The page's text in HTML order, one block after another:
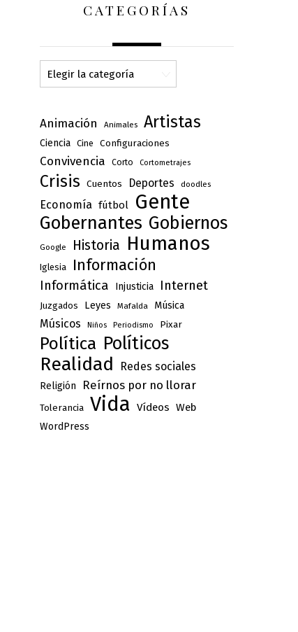
CATEGORÍAS
Categorías
Animación Animales Artistas
Ciencia Cine Configuraciones
Convivencia Corto Cortometrajes
Crisis Cuentos Deportes doodles
Economía fútbol Gente
Gobernantes Gobiernos
Google Historia Humanos
Iglesia Información
Informática Injusticia Internet
Juzgados Leyes Mafalda Música
Músicos Niños Periodismo Pixar
Política Políticos
Realidad Redes sociales
Religión Reírnos por no llorar
Tolerancia Vida Vídeos Web
WordPress